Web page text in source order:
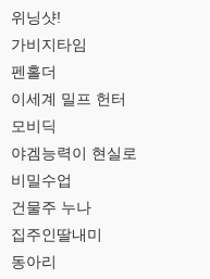
위닝샷!
가비지타임
펜홀더
이세계 밀프 헌터
모비딕
야겜능력이 현실로
비밀수업
건물주 누나
집주인딸내미
동아리